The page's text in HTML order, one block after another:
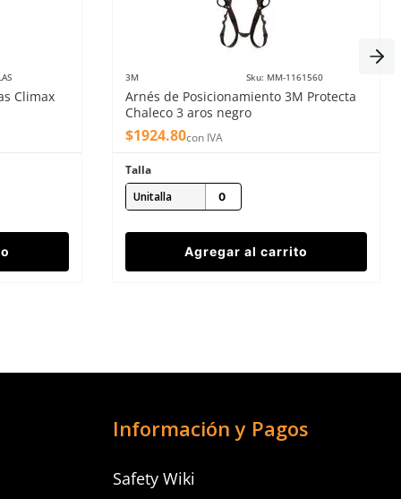
Climax
3M Sku: MM-1161560
Arnés de Posicionamiento 3M Protecta
Chaleco 3 aros negro
$1924.80con IVA
Talla
Unitalla
Agregar al carrito
Información y Pagos
Safety Wiki